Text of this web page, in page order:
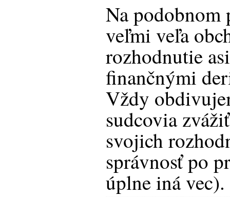
Na
veľmi veľa
rozhodnutie
finančnými
Vždy
sudcovia
svojich
správnosť po
úplne iná vec).